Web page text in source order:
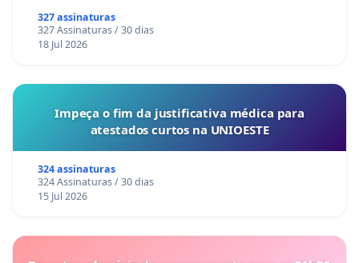
327 assinaturas
327 Assinaturas / 30 dias
18 Jul 2026
Impeça o fim da justificativa médica para
atestados curtos na UNIOESTE
324 assinaturas
324 Assinaturas / 30 dias
15 Jul 2026